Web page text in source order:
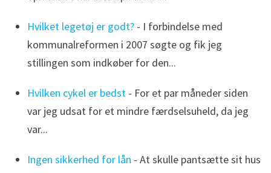
Hvilket legetøj er godt?- I forbindelse med
kommunalreformen i 2007 søgte og fik jeg
stillingen som indkøber for den...
Hvilken cykel er bedst - For et par måneder siden
var jeg udsat for et mindre færdselsuheld, da jeg
var...
Ingen sikkerhed for lån - At skulle pantsætte sit hus